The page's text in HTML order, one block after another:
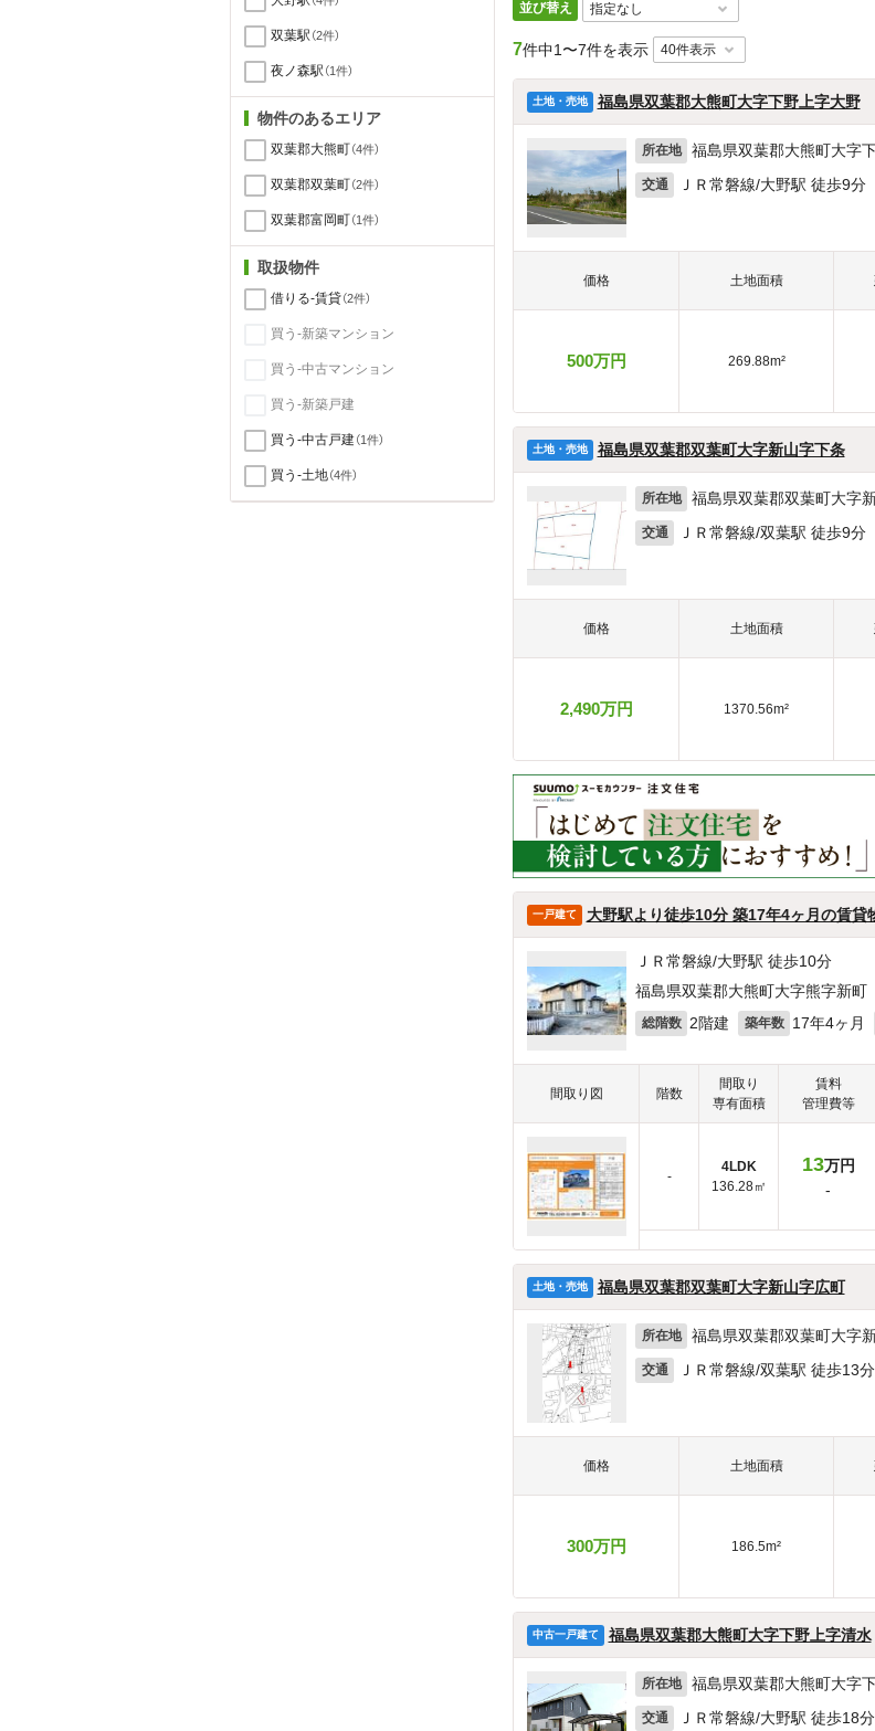
並び替え
7件中1〜7件を表示
土地・売地 福島県双葉郡大熊町大字下野上字大野
所在地 福島県双葉郡大熊町大字
交通 ＪＲ常磐線/大野駅 徒歩9分
価格 土地面積
500万円 269.88m²
土地・売地 福島県双葉郡双葉町大字新山字下条
所在地 福島県双葉郡双葉町大字
交通 ＪＲ常磐線/双葉駅 徒歩9分
価格 土地面積
2,490万円 1370.56m²
一戸建て 大野駅より徒歩10分 築17年4ヶ月の賃貸
ＪＲ常磐線/大野駅 徒歩10分
福島県双葉郡大熊町大字熊字新町
総階数 2階建 築年数 17年4ヶ月
間取り図 階数
間取り
専有面積
賃料
管理費等
-
4LDK
136.28㎡
13万円
-
土地・売地 福島県双葉郡双葉町大字新山字広町
所在地 福島県双葉郡双葉町大字
交通 ＪＲ常磐線/双葉駅 徒歩13分
価格 土地面積
300万円 186.5m²
中古一戸建て 福島県双葉郡大熊町大字下野上字清水
所在地 福島県双葉郡大熊町大字
交通 ＪＲ常磐線/大野駅 徒歩18分
双葉駅 （2件）
夜ノ森駅 （1件）
物件のあるエリア
双葉郡大熊町（4件）
双葉郡双葉町（2件）
双葉郡富岡町（1件）
取扱物件
借りる-賃貸（2件）
買う-新築マンション
買う-中古マンション
買う-新築戸建
買う-中古戸建（1件）
買う-土地（4件）